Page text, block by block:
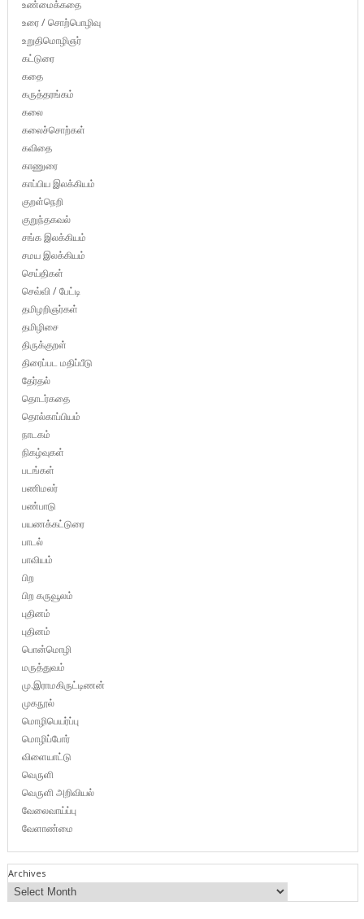
உண்மைக்கதை
உரை / சொற்பொழிவு
உறுதிமொழிஞர்
கட்டுரை
கதை
கருத்தரங்கம்
கலை
கலைச்சொற்கள்
கவிதை
காணுரை
காப்பிய இலக்கியம்
குறள்நெறி
குறுந்தகவல்
சங்க இலக்கியம்
சமய இலக்கியம்
செய்திகள்
செவ்வி / பேட்டி
தமிழறிஞர்கள்
தமிழிசை
திருக்குறள்
திரைப்பட மதிப்பீடு
தேர்தல்
தொடர்கதை
தொல்காப்பியம்
நாடகம்
நிகழ்வுகள்
படங்கள்
பணிமலர்
பண்பாடு
பயணக்கட்டுரை
பாடல்
பாவியம்
பிற
பிற கருவூலம்
புதினம்
புதினம்
பொன்மொழி
மருத்துவம்
மு.இராமகிருட்டிணன்
முகநூல்
மொழிபெயர்ப்பு
மொழிப்போர்
விளையாட்டு
வெருளி
வெருளி அறிவியல்
வேலைவாய்ப்பு
வேளாண்மை
Archives